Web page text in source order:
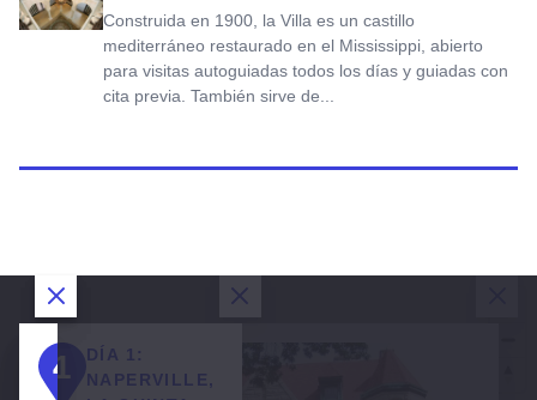
Construida en 1900, la Villa es un castillo
mediterráneo restaurado en el Mississippi, abierto
para visitas autoguiadas todos los días y guiadas con
cita previa. También sirve de...
1
DÍA 1:
NAPERVILLE,
Cerrar diálogo
2 DÍA 2:
UNA PARADA
Cerrar diálogo
3 DÍA 3:
CONTINUACIÓN,
Cerrar diálogo
4 DÍA 4:
ÚLTIMO